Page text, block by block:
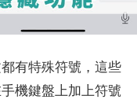
有特殊符號，這些
機鍵盤上加上符號